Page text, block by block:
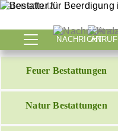
Datenschutz
ANRUF
NACHRICHT
Feuer Bestattungen
Natur Bestattungen